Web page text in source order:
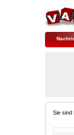
Sie sind